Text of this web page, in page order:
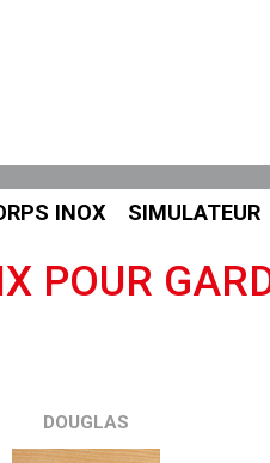
INOX SIMULATEUR
POUR
DOUGLAS